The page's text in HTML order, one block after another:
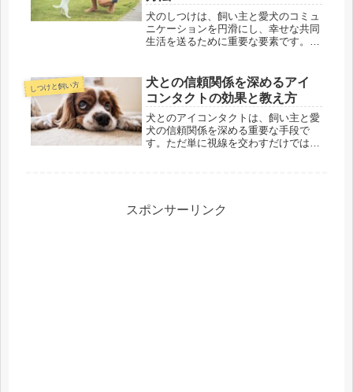
犬のしつけは、飼い主と愛犬のコミュ
ニケーションを円滑にし、幸せな共同
生活を送るために重要な要素です。正
ることができます。この記事では、犬
のしつけを始める最適な時期と基本的
な...
しつけと飼い方
犬との信頼関係を深めるアイ
コンタクトの効果と教え方
犬とのアイコンタクトは、飼い主と愛
犬の信頼関係を深める重要な手段で
す。ただ単に視線を交わすだけではな
いて...
スポンサーリンク